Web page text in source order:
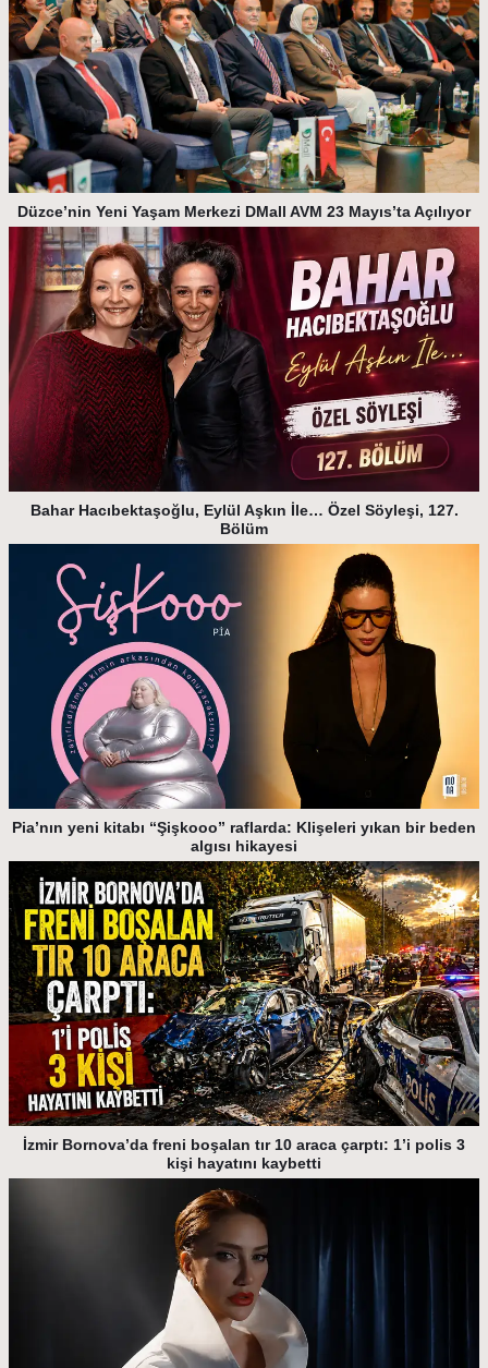
Düzce’nin Yeni Yaşam Merkezi DMall AVM 23 Mayıs’ta Açılıyor
Bahar Hacıbektaşoğlu, Eylül Aşkın İle… Özel Söyleşi, 127.
Bölüm
Pia’nın yeni kitabı “Şişkooo” raflarda: Klişeleri yıkan bir beden
algısı hikayesi
İzmir Bornova’da freni boşalan tır 10 araca çarptı: 1’i polis 3
kişi hayatını kaybetti